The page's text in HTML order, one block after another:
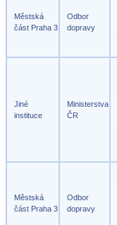
Městská
část Praha 3
Odbor
dopravy
Jiné
instituce
Ministerstva
ČR
Městská
část Praha 3
Odbor
dopravy